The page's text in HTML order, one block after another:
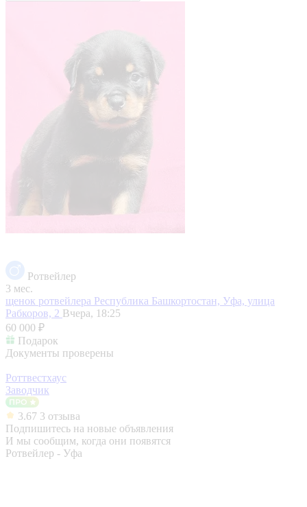
Ротвейлер
3 мес.
щенок ротвейлера Республика Башкортостан, Уфа, улица
Рабкоров, 2 Вчера, 18:25
60 000 ₽
Подарок
Документы проверены
Роттвестхаус
Заводчик
3.67 3 отзыва
Подпишитесь на новые объявления
И мы сообщим, когда они появятся
Ротвейлер - Уфа